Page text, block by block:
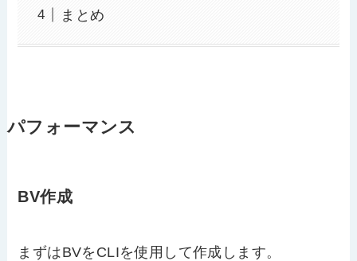
まとめ
パフォーマンス
BV作成
まずはBVをCLIを使用して作成します。